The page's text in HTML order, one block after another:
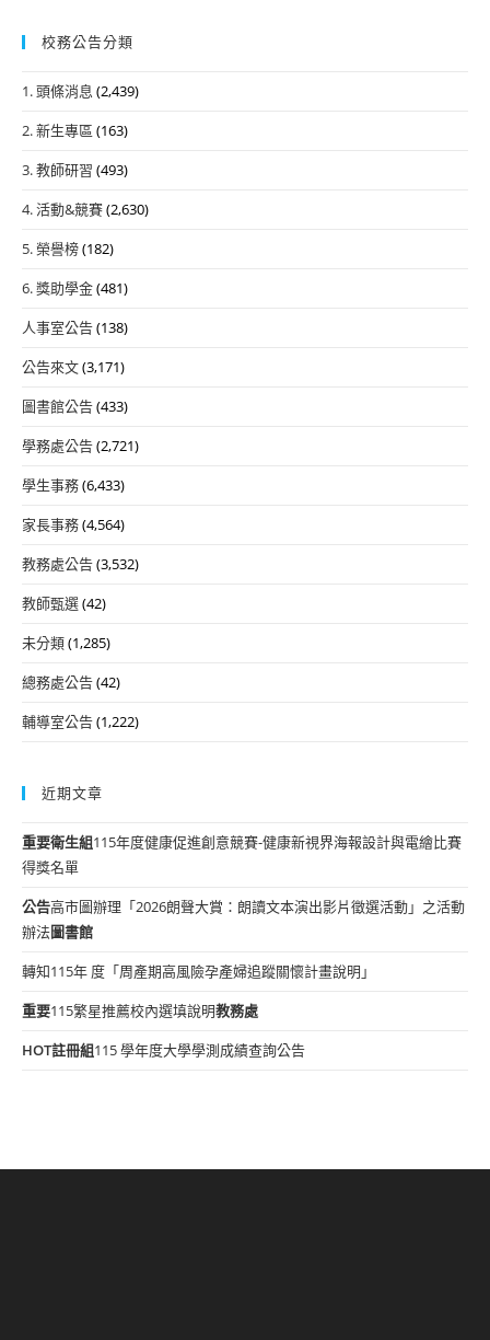
校務公告分類
1. 頭條消息 (2,439)
2. 新生專區 (163)
3. 教師研習 (493)
4. 活動&競賽(2,630)
5. 榮譽榜(182)
6. 獎助學金(481)
人事室公告(138)
公告來文(3,171)
圖書館公告(433)
學務處公告(2,721)
學生事務(6,433)
家長事務(4,564)
教務處公告(3,532)
教師甄選(42)
未分類(1,285)
總務處公告(42)
輔導室公告(1,222)
近期文章
重要衛生組115年度健康促進創意競賽-健康新視界海報設計與電繪比賽
得獎名單
公告高市圖辦理「2026朗聲大賞：朗讀文本演出影片徵選活動」之活動
辦法圖書館
轉知115年 度「周產期高風險孕產婦追蹤關懷計畫說明」
重要115繁星推薦校內選填說明教務處
HOT註冊組115 學年度大學學測成績查詢公告